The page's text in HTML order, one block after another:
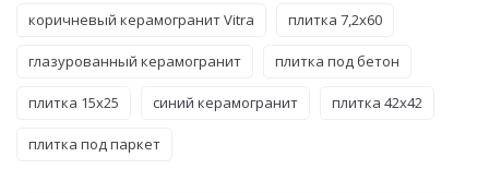
коричневый керамогранит Vitra плитка 7,2x60
глазурованный керамогранит плитка под бетон
плитка 15x25 синий керамогранит плитка 42x42
плитка под паркет